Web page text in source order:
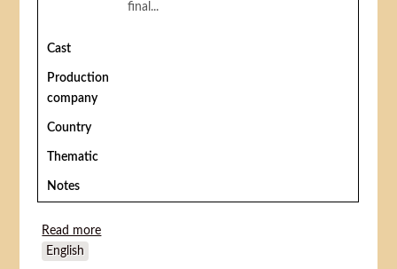
final...
Cast
Production
company
Country
Thematic
Notes
Read more
English